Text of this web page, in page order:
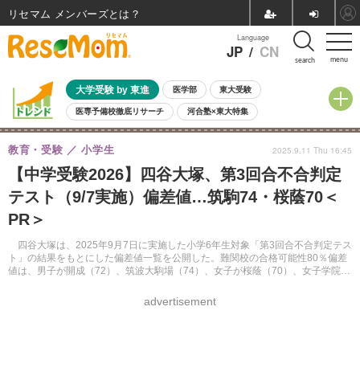
menu
Language
JP / CN search
大学受験 by 東進 医学部 東大受験
医専予備校徹底リサーチ 河合塾×東大特集
親子で考える大学選び 高校受験 中学受験 小学校受験
共通テスト 夏休み
8月開催イベント・WS 全国公立高校 過去問 人気記事
自由研究教材（小学生向け） 自由研究教材（中学生向け） ランキング
【中学受験2026】四谷大塚、第3回合不合判定
テスト（9/7実施）偏差値…筑駒74・桜蔭70＜
PR＞
四谷大塚は、2025年9月7日に実施した小学6年生対象「第3回合不合判定テス
ト」の結果をもとにした偏差値一覧を公開した。難関校の合格可能性80％偏差
値は、男子が開成（72）、筑波大駒場（74）、女子が桜蔭（70）、女子学院
教育・受験 小学生
advertisement
2025.9.11 Thu 16:45
リセマム メンバーズ